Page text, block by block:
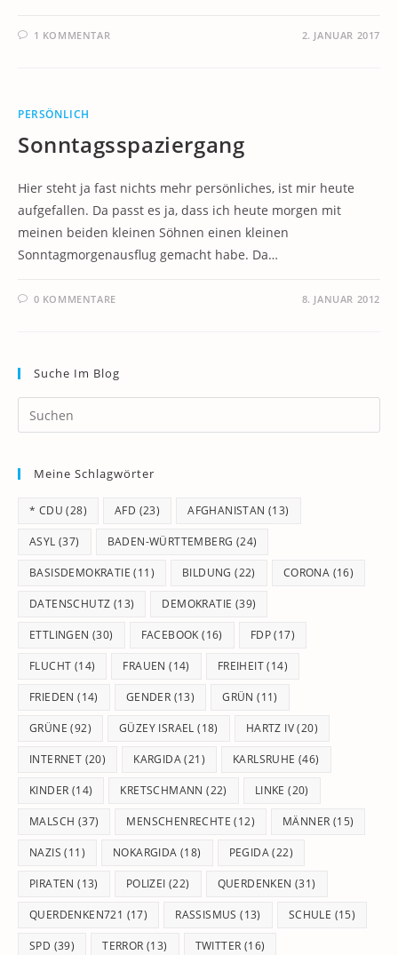
1 KOMMENTAR 2. JANUAR 2017
PERSÖNLICH
Sonntagsspaziergang
Hier steht ja fast nichts mehr persönliches, ist mir heute
aufgefallen. Da passt es ja, dass ich heute morgen mit
meinen beiden kleinen Söhnen einen kleinen
Sonntagmorgenausflug gemacht habe. Da…
0 KOMMENTARE 8. JANUAR 2012
Suche Im Blog
Meine Schlagwörter
* CDU (28) AFD (23) AFGHANISTAN (13)
ASYL (37) BADEN-WÜRTTEMBERG (24)
BASISDEMOKRATIE (11) BILDUNG (22) CORONA (16)
DATENSCHUTZ (13) DEMOKRATIE (39)
ETTLINGEN (30) FACEBOOK (16) FDP(17)
FLUCHT (14) FRAUEN (14) FREIHEIT(14)
FRIEDEN (14) GENDER (13) GRÜN (11)
GRÜNE (92) GÜZEY ISRAEL (18) HARTZ IV(20)
INTERNET (20) KARGIDA(21) KARLSRUHE (46)
KINDER (14) KRETSCHMANN (22) LINKE (20)
MALSCH (37) MENSCHENRECHTE (12) MÄNNER (15)
NAZIS (11) NOKARGIDA (18) PEGIDA(22)
PIRATEN (13) POLIZEI (22) QUERDENKEN (31)
QUERDENKEN721 (17) RASSISMUS (13) SCHULE (15)
SPD (39) TERROR (13) TWITTER (16)